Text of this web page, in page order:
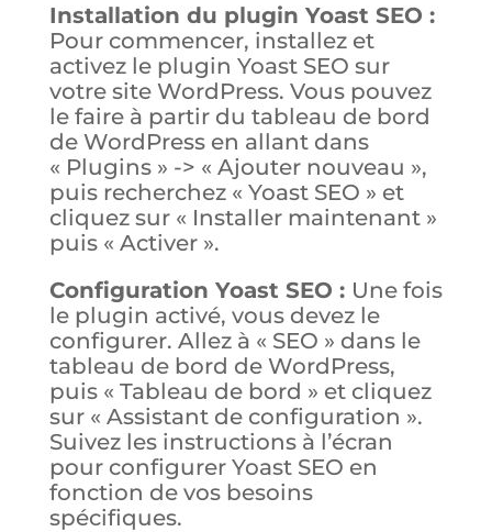
Installation du plugin Yoast SEO :
Pour commencer, installez et
activez le plugin Yoast SEO sur
votre site WordPress. Vous pouvez
le faire à partir du tableau de bord
de WordPress en allant dans
« Plugins » -> « Ajouter nouveau »,
puis recherchez « Yoast SEO » et
cliquez sur « Installer maintenant »
puis « Activer ».
Configuration Yoast SEO : Une fois
le plugin activé, vous devez le
configurer. Allez à « SEO » dans le
tableau de bord de WordPress,
puis « Tableau de bord » et cliquez
sur « Assistant de configuration ».
Suivez les instructions à l’écran
pour configurer Yoast SEO en
fonction de vos besoins
spécifiques.